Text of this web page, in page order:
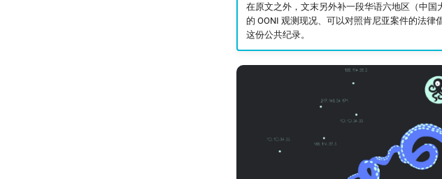
在原文之外，文末另外补一段华语六地区（中
的 OONI 观测现况、可以对照肯尼亚案件的法
这份公共纪录。